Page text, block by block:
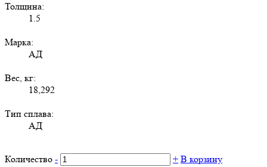
Толщина:
1.5
Марка:
АД
Вес, кг:
18,292
Тип сплава:
АД
Количество - + В корзину